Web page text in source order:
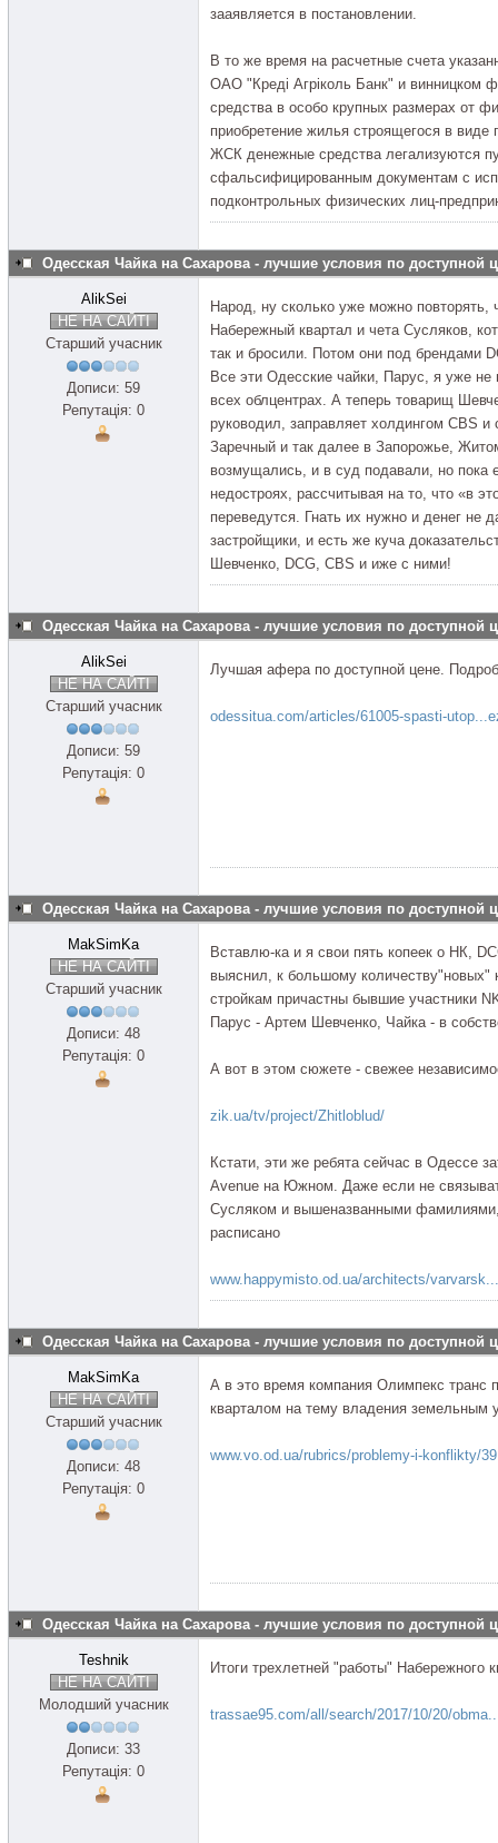
зааявляется в постановлении.
В то же время на расчетные счета
ОАО "Кредi Агрiколь Банк" и винницком
средства в особо крупных размерах от
приобретение жилья строящегося в
ЖСК денежные средства легализуются
сфальсифицированным документам с
подконтрольных физических лиц-
Одесская Чайка на Сахарова - лучшие условия по доступной
AlikSei
НЕ НА САЙТІ
Старший учасник
Дописи: 59
Репутація: 0
Народ, ну сколько уже можно
Набережный квартал и чета Сусляков,
так и бросили. Потом они под брендами
Все эти Одесские чайки, Парус, я уже
всех облцентрах. А теперь товарищ
руководил, заправляет холдингом CBS
Заречный и так далее в Запорожье,
возмущались, и в суд подавали, но пока
недостроях, рассчитывая на то, что «в
переведутся. Гнать их нужно и денег не
застройщики, и есть же куча
Шевченко, DCG, CBS и иже с ними!
Одесская Чайка на Сахарова - лучшие условия по доступной
AlikSei
НЕ НА САЙТІ
Старший учасник
Дописи: 59
Репутація: 0
Лучшая афера по доступной цене.
odessitua.com/articles/61005-spasti-
Одесская Чайка на Сахарова - лучшие условия по доступной
MakSimKa
НЕ НА САЙТІ
Старший учасник
Дописи: 48
Репутація: 0
Вставлю-ка и я свои пять копеек о НК,
выяснил, к большому
стройкам причастны бывшие участники
Парус - Артем Шевченко, Чайка - в
А вот в этом сюжете - свежее
zik.ua/tv/project/Zhitloblud/
Кстати, эти же ребята сейчас в Одессе
Avenue на Южном. Даже если не
Сусляком и вышеназванными фамилиями,
расписано
www.happymisto.od.ua/architects/
Одесская Чайка на Сахарова - лучшие условия по доступной
MakSimKa
НЕ НА САЙТІ
Старший учасник
Дописи: 48
Репутація: 0
А в это время компания Олимпекс транс
кварталом на тему владения земельным
www.vo.od.ua/rubrics/problemy-i-konflikty/
Одесская Чайка на Сахарова - лучшие условия по доступной
Teshnik
НЕ НА САЙТІ
Молодший учасник
Дописи: 33
Репутація: 0
Итоги трехлетней "работы" Набережного
trassae95.com/all/search/2017/10/20/